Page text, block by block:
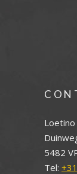
Loetino
5482
Tel: